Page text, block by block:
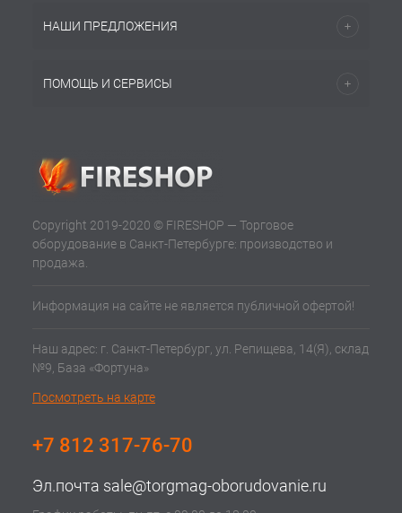
НАШИ ПРЕДЛОЖЕНИЯ
ПОМОЩЬ И СЕРВИСЫ
Copyright 2019-2020 © FIRESHOP — Торговое
оборудование в Санкт-Петербурге: производство и
продажа.
Информация на сайте не является публичной офертой!
Наш адрес: г. Санкт-Петербург, ул. Репищева, 14(Я), склад
№9, База «Фортуна»
Посмотреть на карте
+7 812 317-76-70
Эл.почта sale@torgmag-oborudovanie.ru